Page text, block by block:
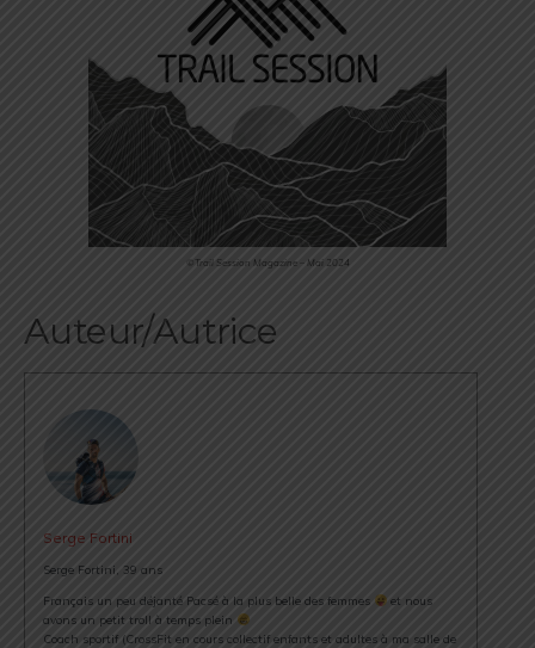
©Trail Session Magazine – Mai 2024
Auteur/Autrice
Serge Fortini
Serge Fortini, 39 ans
Français un peu déjanté Pacsé à la plus belle des femmes
et nous
avons un petit troll à temps plein
Coach sportif (CrossFit en cours collectif enfants et adultes à ma salle de